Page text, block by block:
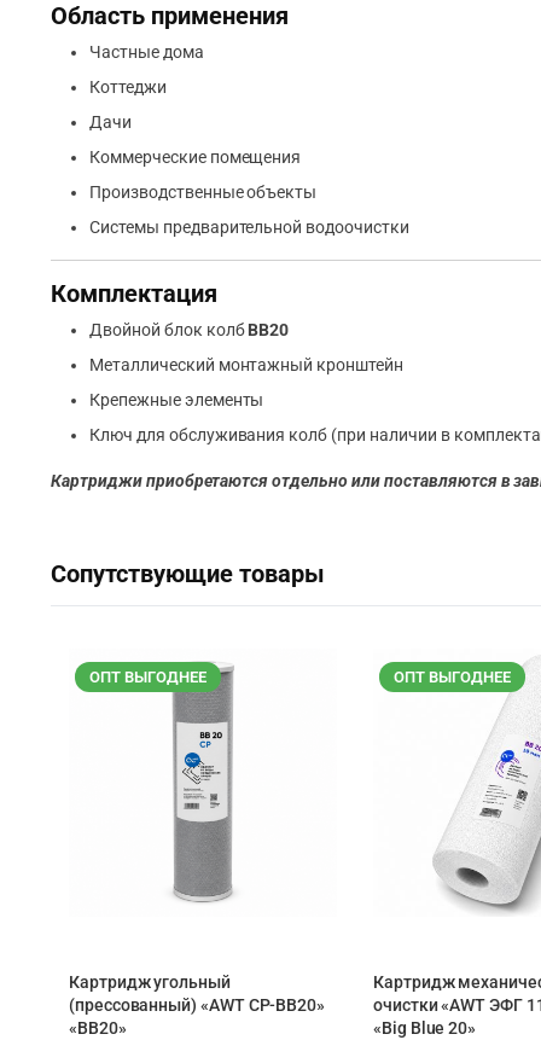
Область применения
Частные дома
Коттеджи
Дачи
Коммерческие помещения
Производственные объекты
Системы предварительной водоочистки
Комплектация
Двойной блок колбBB20
Металлический монтажный кронштейн
Крепежные элементы
Ключ для обслуживания колб (при наличии в
Картриджи приобретаются отдельно или поставляются в
Сопутствующие товары
ОПТ ВЫГОДНЕЕ
Картридж угольный
(прессованный) «AWT CP-BB20»
«BB20»
ОПТ ВЫГОДНЕЕ
Картридж
очистки «AWT ЭФГ
«Big Blue 20»